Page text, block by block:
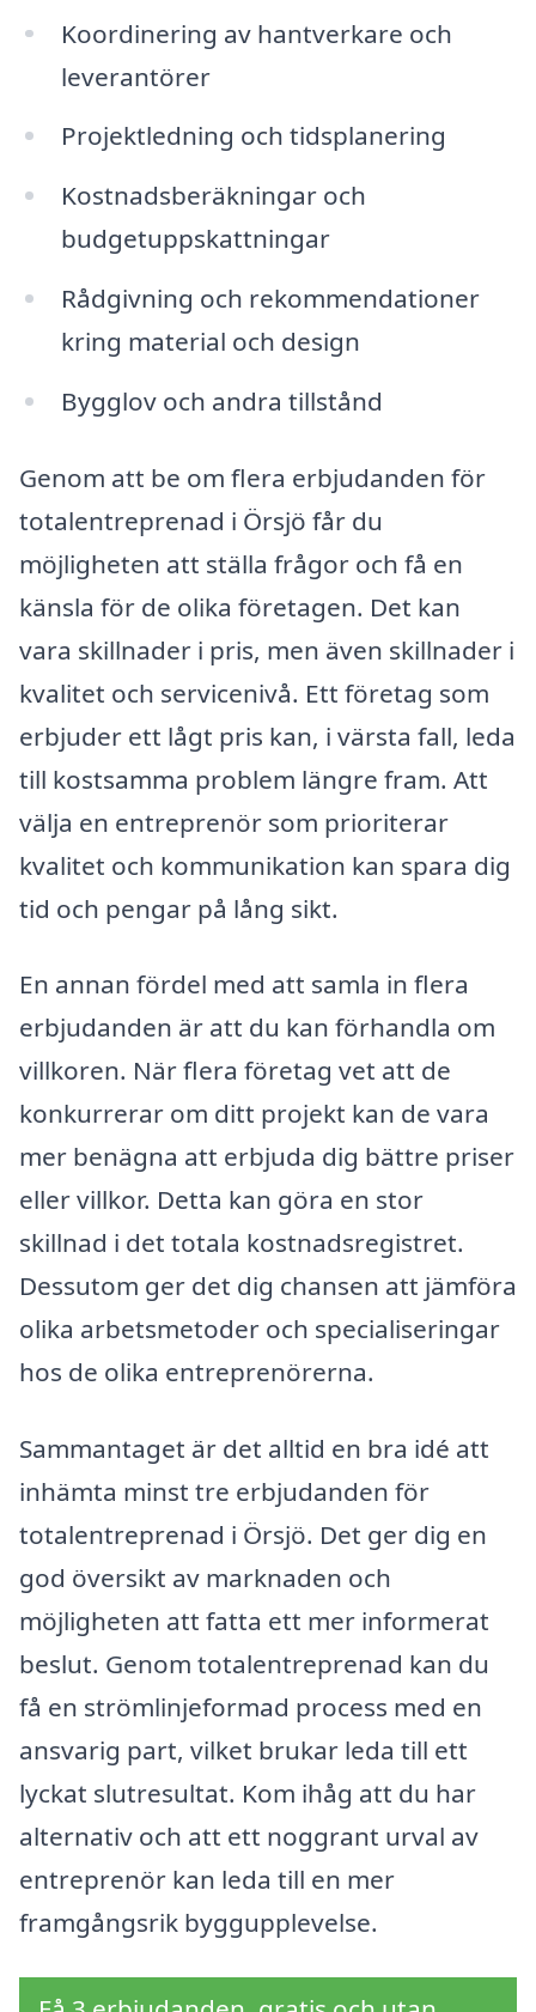
Koordinering av hantverkare och
leverantörer
Projektledning och tidsplanering
Kostnadsberäkningar och
budgetuppskattningar
Rådgivning och rekommendationer
kring material och design
Bygglov och andra tillstånd
Genom att be om flera erbjudanden för
totalentreprenad i Örsjö får du
möjligheten att ställa frågor och få en
känsla för de olika företagen. Det kan
vara skillnader i pris, men även skillnader i
kvalitet och servicenivå. Ett företag som
erbjuder ett lågt pris kan, i värsta fall, leda
till kostsamma problem längre fram. Att
välja en entreprenör som prioriterar
kvalitet och kommunikation kan spara dig
tid och pengar på lång sikt.
En annan fördel med att samla in flera
erbjudanden är att du kan förhandla om
villkoren. När flera företag vet att de
konkurrerar om ditt projekt kan de vara
mer benägna att erbjuda dig bättre priser
eller villkor. Detta kan göra en stor
skillnad i det totala kostnadsregistret.
Dessutom ger det dig chansen att jämföra
olika arbetsmetoder och specialiseringar
hos de olika entreprenörerna.
Sammantaget är det alltid en bra idé att
inhämta minst tre erbjudanden för
totalentreprenad i Örsjö. Det ger dig en
god översikt av marknaden och
möjligheten att fatta ett mer informerat
beslut. Genom totalentreprenad kan du
få en strömlinjeformad process med en
ansvarig part, vilket brukar leda till ett
lyckat slutresultat. Kom ihåg att du har
alternativ och att ett noggrant urval av
entreprenör kan leda till en mer
framgångsrik byggupplevelse.